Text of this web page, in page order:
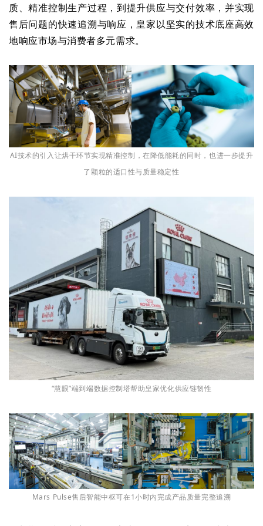
质、精准控制生产过程，到提升供应与交付效率，并实现
售后问题的快速追溯与响应，皇家以坚实的技术底座高效
地响应市场与消费者多元需求。
AI技术的引入让烘干环节实现精准控制，在降低能耗的同时，也进一步提升
了颗粒的适口性与质量稳定性
“慧眼”端到端数据控制塔帮助皇家优化供应链韧性
Mars Pulse售后智能中枢可在1小时内完成产品质量完整追溯